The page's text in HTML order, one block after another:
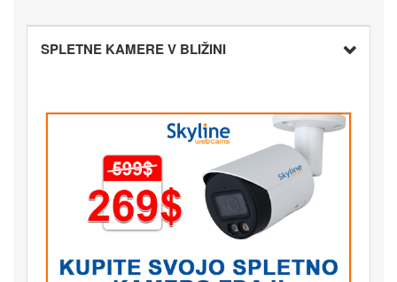
SPLETNE KAMERE V BLIŽINI